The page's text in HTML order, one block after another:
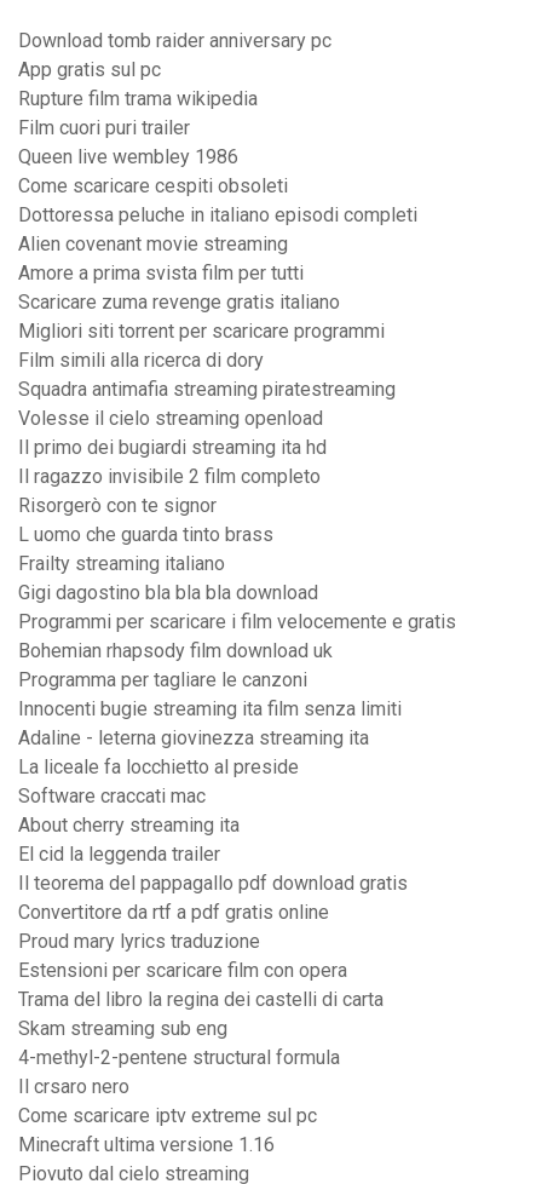
Download tomb raider anniversary pc
App gratis sul pc
Rupture film trama wikipedia
Film cuori puri trailer
Queen live wembley 1986
Come scaricare cespiti obsoleti
Dottoressa peluche in italiano episodi completi
Alien covenant movie streaming
Amore a prima svista film per tutti
Scaricare zuma revenge gratis italiano
Migliori siti torrent per scaricare programmi
Film simili alla ricerca di dory
Squadra antimafia streaming piratestreaming
Volesse il cielo streaming openload
Il primo dei bugiardi streaming ita hd
Il ragazzo invisibile 2 film completo
Risorgerò con te signor
L uomo che guarda tinto brass
Frailty streaming italiano
Gigi dagostino bla bla bla download
Programmi per scaricare i film velocemente e gratis
Bohemian rhapsody film download uk
Programma per tagliare le canzoni
Innocenti bugie streaming ita film senza limiti
Adaline - leterna giovinezza streaming ita
La liceale fa locchietto al preside
Software craccati mac
About cherry streaming ita
El cid la leggenda trailer
Il teorema del pappagallo pdf download gratis
Convertitore da rtf a pdf gratis online
Proud mary lyrics traduzione
Estensioni per scaricare film con opera
Trama del libro la regina dei castelli di carta
Skam streaming sub eng
4-methyl-2-pentene structural formula
Il crsaro nero
Come scaricare iptv extreme sul pc
Minecraft ultima versione 1.16
Piovuto dal cielo streaming